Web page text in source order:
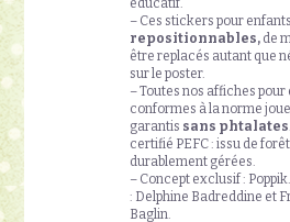
– Ces stickers pour
repositionnables,de
être replacés autant que
sur le poster.
– Toutes nos affiches
conformes à la norme
garantis sans phtalates
certifié PEFC : issu de
durablement gérées.
– Concept exclusif :
: Delphine Badreddine et
Baglin.